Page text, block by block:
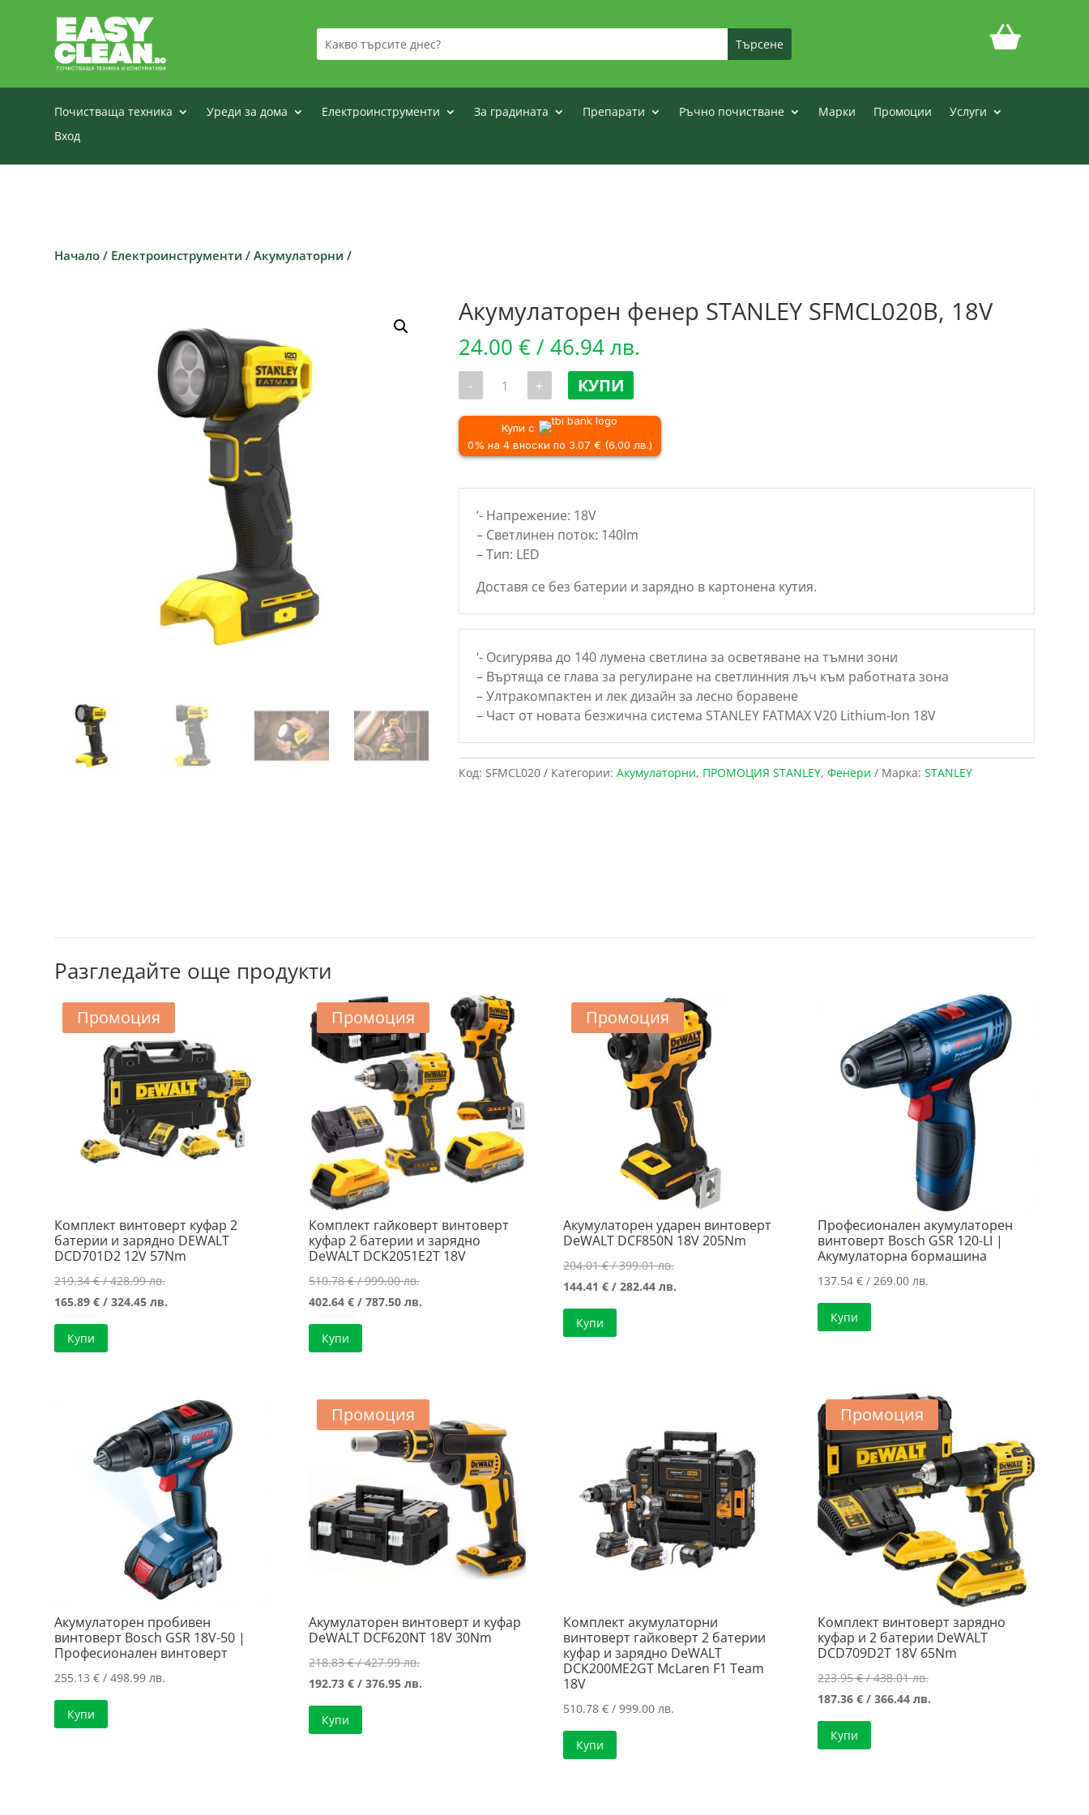
Почистваща техника Уреди за дома Електроинструменти За градината Препарати Ръчно почистване Марки Промоции
Услуги
Вход
Начало / Електроинструменти /Акумулаторни /
Акумулаторен фенер STANLEY SFMCL020B, 18V
24.00 €/ 46.94 лв.
- количество
Акумулаторен
фенер
STANLEY
SFMCL020B,
18V
+ КУПИ
Купи с
0% на 4 вноски по 3.07 € (6.00 лв.)
‘- Напрежение: 18V
– Светлинен поток: 140lm
– Тип: LED
Доставя се без батерии и зарядно в картонена кутия.
‘- Осигурява до 140 лумена светлина за осветяване на тъмни зони
– Въртяща се глава за регулиране на светлинния лъч към работната зона
– Ултракомпактен и лек дизайн за лесно боравене
– Част от новата безжична система STANLEY FATMAX V20 Lithium-Ion 18V
Код: SFMCL020 Категории: Акумулаторни, ПРОМОЦИЯ STANLEY, Фенери Марка: STANLEY
Разгледайте още продукти
Промоция
Комплект винтоверт куфар 2
батерии и зарядно DEWALT
DCD701D2 12V 57Nm
219.34€/ 428.99 лв.Original
price
165.89€ / 324.45 лв.
324.45 лв..
Купи
Промоция
Комплект гайковерт винтоверт
куфар 2 батерии и зарядно
DeWALT DCK2051E2T 18V
510.78€/ 999.00 лв.Original
price
402.64€ / 787.50 лв.
787.50 лв..
Купи
Промоция
Акумулаторен ударен винтоверт
DeWALT DCF850N 18V 205Nm
204.01€/ 399.01 лв.Original
price
144.41 €/ 282.44 лв.Текущата
Купи
Професионален акумулаторен
винтоверт Bosch GSR 120-LI |
Акумулаторна бормашина
137.54 €/ 269.00 лв.
Купи
Акумулаторен пробивен
винтоверт Bosch GSR 18V-50 |
Професионален винтоверт
255.13€ / 498.99 лв.
Купи
Промоция
Акумулаторен винтоверт и куфар
DeWALT DCF620NT 18V 30Nm
218.83€/ 427.99 лв.Original
price
192.73€ / 376.95 лв.
Купи
Комплект акумулаторни
винтоверт гайковерт 2 батерии
куфар и зарядно DeWALT
DCK200ME2GT McLaren F1 Team
18V
510.78 €/ 999.00 лв.
Купи
Промоция
Комплект винтоверт зарядно
куфар и 2 батерии DeWALT
DCD709D2T 18V 65Nm
223.95€/ 438.01 лв.Original
price
187.36 €/ 366.44 лв.Текущата
Купи